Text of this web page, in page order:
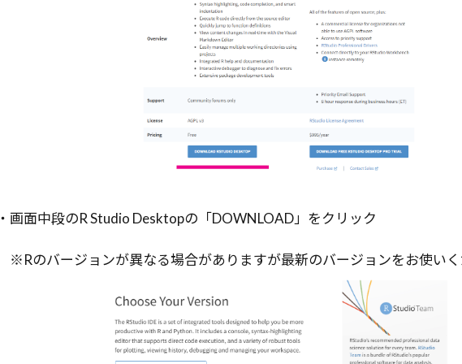
・画面中段のR Studio Desktopの「DOWNLOAD」をクリック
※Rのバージョンが異なる場合がありますが最新のバージョンをお使い